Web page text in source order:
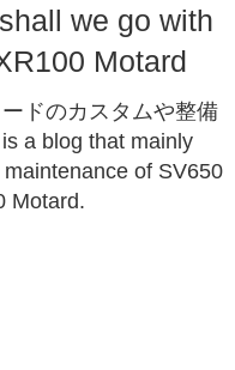

メニュ
サイド

we go with
Motard
ドのカスタムや整備
a blog that mainly
of SV650
Motard.